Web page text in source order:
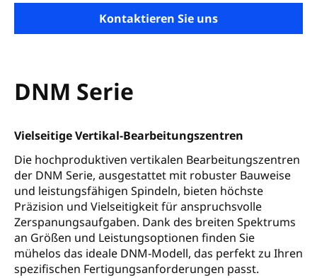
Kontaktieren Sie uns
DNM Serie
Vielseitige Vertikal-Bearbeitungszentren
Die hochproduktiven vertikalen Bearbeitungszentren
der DNM Serie, ausgestattet mit robuster Bauweise
und leistungsfähigen Spindeln, bieten höchste
Präzision und Vielseitigkeit für anspruchsvolle
Zerspanungsaufgaben. Dank des breiten Spektrums
an Größen und Leistungsoptionen finden Sie
mühelos das ideale DNM-Modell, das perfekt zu Ihren
spezifischen Fertigungsanforderungen passt.